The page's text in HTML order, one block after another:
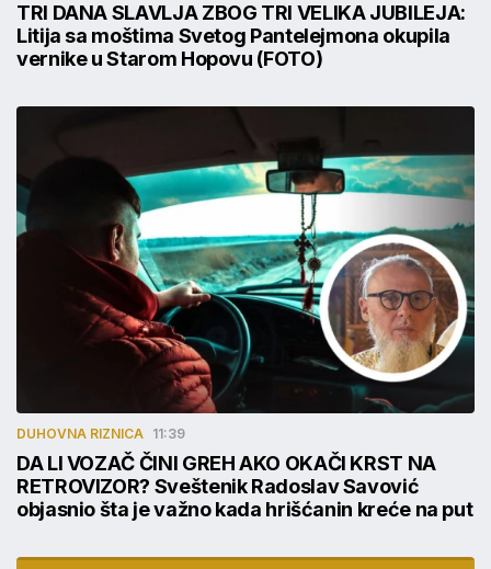
TRI DANA SLAVLJA ZBOG TRI VELIKA JUBILEJA:
Litija sa moštima Svetog Pantelejmona okupila
vernike u Starom Hopovu (FOTO)
DUHOVNA RIZNICA 11:39
DA LI VOZAČ ČINI GREH AKO OKAČI KRST NA
RETROVIZOR? Sveštenik Radoslav Savović
objasnio šta je važno kada hrišćanin kreće na put